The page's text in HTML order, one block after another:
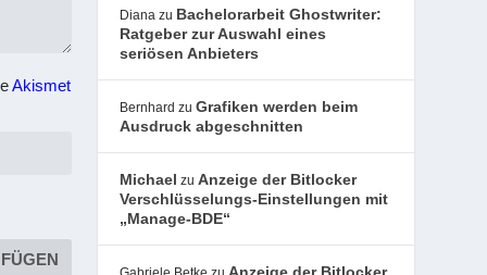
Akismet
Diana zu Bachelorarbeit Ghostwriter:
Ratgeber zur Auswahl eines
seriösen Anbieters
Bernhard zuGrafiken werden beim
Ausdruck abgeschnitten
Michael zuAnzeige der Bitlocker
Verschlüsselungs-Einstellungen mit
„Manage-BDE“